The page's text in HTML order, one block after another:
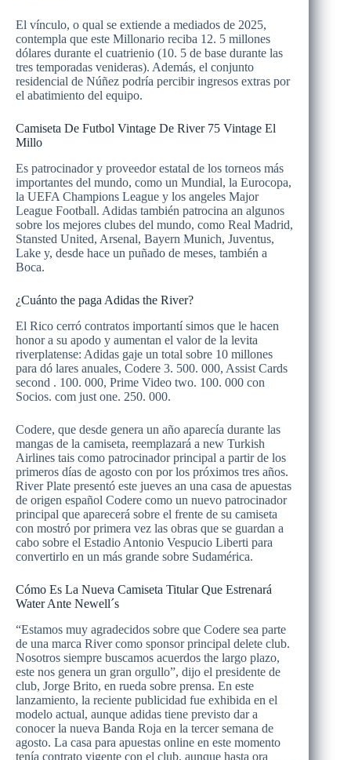
El vínculo, o qual se extiende a mediados de 2025,
contempla que este Millonario reciba 12. 5 millones
dólares durante el cuatrienio (10. 5 de base durante las
tres temporadas venideras). Además, el conjunto
residencial de Núñez podría percibir ingresos extras por
el abatimiento del equipo.
Camiseta De Futbol Vintage De River 75 Vintage El
Millo
Es patrocinador y proveedor estatal de los torneos más
importantes del mundo, como un Mundial, la Eurocopa,
la UEFA Champions League y los angeles Major
League Football. Adidas también patrocina an algunos
sobre los mejores clubes del mundo, como Real Madrid,
Stansted United, Arsenal, Bayern Munich, Juventus,
Lake y, desde hace un puñado de meses, también a
Boca.
¿Cuánto the paga Adidas the River?
El Rico cerró contratos importantí simos que le hacen
honor a su apodo y aumentan el valor de la levita
riverplatense: Adidas gaje un total sobre 10 millones
para dó lares anuales, Codere 3. 500. 000, Assist Cards
second . 100. 000, Prime Video two. 100. 000 con
Socios. com just one. 250. 000.
Codere, que desde genera un año aparecía durante las
mangas de la camiseta, reemplazará a new Turkish
Airlines tais como patrocinador principal a partir de los
primeros días de agosto con por los próximos tres años.
River Plate presentó este jueves an una casa de apuestas
de origen español Codere como un nuevo patrocinador
principal que aparecerá sobre el frente de su camiseta
con mostró por primera vez las obras que se guardan a
cabo sobre el Estadio Antonio Vespucio Liberti para
convertirlo en un más grande sobre Sudamérica.
Cómo Es La Nueva Camiseta Titular Que Estrenará
Water Ante Newell´s
“Estamos muy agradecidos sobre que Codere sea parte
de una marca River como sponsor principal delete club.
Nosotros siempre buscamos acuerdos the largo plazo,
este nos genera un gran orgullo”, dijo el presidente de
club, Jorge Brito, en rueda sobre prensa. En este
lanzamiento, la reciente publicidad fue exhibida en el
modelo actual, aunque adidas tiene previsto dar a
conocer la nueva Banda Roja en la tercer semana de
agosto. La casa para apuestas online en este momento
tenía contrato vigente con el club, aunque hasta ora